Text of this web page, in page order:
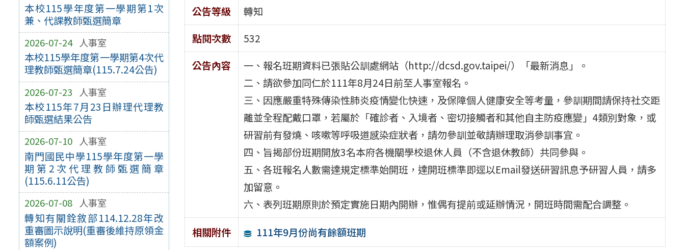
本校115學年度第一學期第1次
兼、代課教師甄選簡章
2026-07-24 人事室
本校115學年度第一學期第4次代
理教師甄選簡章(115.7.24公告)
2026-07-23 人事室
本校115年7月23日辦理代理教
師甄選結果公告
2026-07-10 人事室
南門國民中學115學年度第一學
期第2次代理教師甄選簡章
(115.6.11公告)
2026-07-08 人事室
轉知有關銓敘部114.12.28年改
重審圖示說明(重審後維持原領金
額案例)
公告等級
轉知
點閱次數
532
公告內容
一、報名班期資料已張貼公訓處網站（http://dcsd.gov.taipei/）「最新消息」。
二、請欲參加同仁於111年8月24日前至人事室報名。
三、因應嚴重特殊傳染性肺炎疫情變化快速，及保障個人健康安全等考量，參訓期間請保持社交距
離並全程配戴口罩，若屬於「確診者、入境者、密切接觸者和其他自主防疫應變」4類別對象，或
研習前有發燒、咳嗽等呼吸道感染症狀者，請勿參訓並敬請辦理取消參訓事宜。
四、旨揭部份班期開放3名本府各機關學校退休人員（不含退休教師）共同參與。
五、各班報名人數需達規定標準始開班，達開班標準即逕以Email發送研習訊息予研習人員，請多
加留意。
六、表列班期原則於預定實施日期內開辦，惟偶有提前或延辦情況，開班時間需配合調整。
相關附件
111年9月份尚有餘額班期